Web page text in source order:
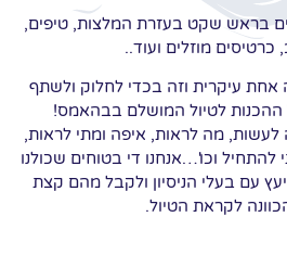
בראש שקט בעזרת המלצות, טיפים,
מוזלים ועוד..
עיקרית וזה בכדי לחלוק ולשתף
ההכנות לטיול המושלם בבהאמס!
לעשות, מה לראות, איפה ומתי לראות,
להתחיל וכו'…אנחנו די בטוחים שכולנו
עם בעלי הניסיון ולקבל מהם קצת
לקראת הטיול.